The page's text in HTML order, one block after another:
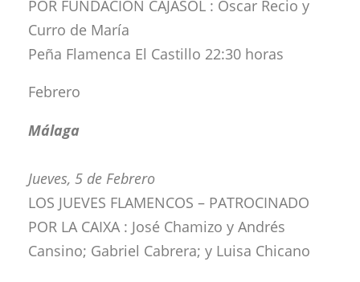
POR FUNDACIÓN CAJASOL : Óscar Recio y
Curro de María
Peña Flamenca El Castillo 22:30 horas
Febrero
Málaga
Jueves, 5 de Febrero
LOS JUEVES FLAMENCOS – PATROCINADO
POR LA CAIXA : José Chamizo y Andrés
Cansino; Gabriel Cabrera; y Luisa Chicano